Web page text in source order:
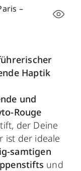
–
Haptik
und
Rouge
der Deine
ist der ideale
samtigen
und